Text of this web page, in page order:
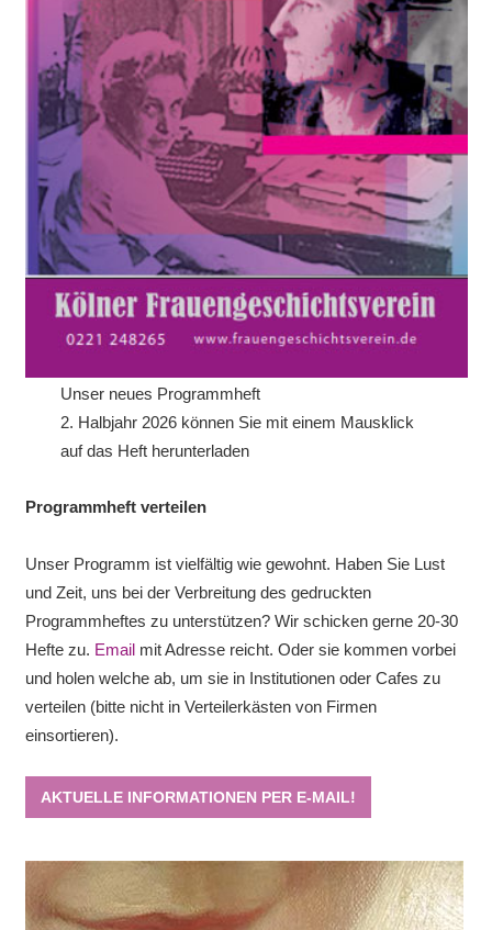
Unser neues Programmheft
2. Halbjahr 2026 können Sie mit einem Mausklick
auf das Heft herunterladen
Programmheft verteilen
Unser Programm ist vielfältig wie gewohnt. Haben Sie Lust
und Zeit, uns bei der Verbreitung des gedruckten
Programmheftes zu unterstützen? Wir schicken gerne 20-30
Hefte zu. Emailmit Adresse reicht. Oder sie kommen vorbei
und holen welche ab, um sie in Institutionen oder Cafes zu
verteilen (bitte nicht in Verteilerkästen von Firmen
einsortieren).
AKTUELLE INFORMATIONEN PER E-MAIL!